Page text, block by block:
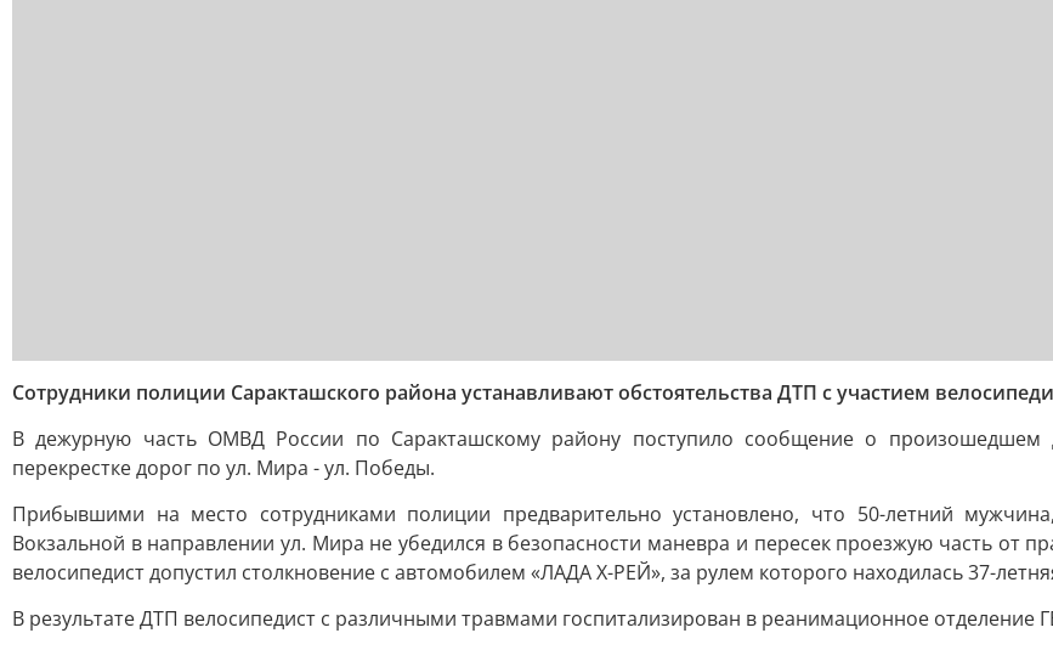
Сотрудники полиции Саракташского района устанавливают обстоятельства ДТП с участием
В дежурную часть ОМВД России по Саракташскому району поступило сообщение о произошедшем
перекрестке дорог по ул. Мира - ул. Победы.
Прибывшими на место сотрудниками полиции предварительно установлено, что 50-летний
Вокзальной в направлении ул. Мира не убедился в безопасности маневра и пересек проезжую часть от
велосипедист допустил столкновение с автомобилем «ЛАДА Х-РЕЙ», за рулем которого находилась 37-
В результате ДТП велосипедист с различными травмами госпитализирован в реанимационное отделение